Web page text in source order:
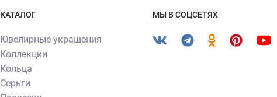
КАТАЛОГ
Ювелирные украшения
Коллекции
Кольца
Серьги
МЫ В СОЦСЕТЯХ